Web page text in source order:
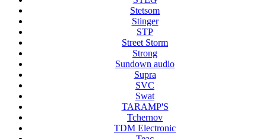
Stetsom
Stinger
STP
Street Storm
Strong
Sundown audio
Supra
SVC
Swat
TARAMP'S
Tchernov
TDM Electronic